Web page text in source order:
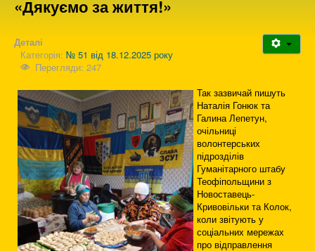
«Дякуємо за життя!»
Деталі
Категорія: № 51 від 18.12.2025 року
Перегляди: 247
Так зазвичай пишуть
Наталія Гонюк та
Галина Лепетун,
очільниці
волонтерських
підрозділів
Гуманітарного штабу
Теофіпольщини з
Новоставець-
Кривовільки та Колок,
коли звітують у
соціальних мережах
про відправлення